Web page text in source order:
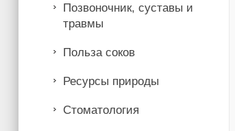
Позвоночник, суставы и
травмы
Польза соков
Ресурсы природы
Стоматология